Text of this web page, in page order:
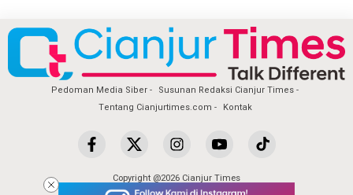
Pedoman Media Siber
Susunan Redaksi Cianjur Times
Tentang Cianjurtimes.com
Kontak
Copyright @2026 Cianjur Times